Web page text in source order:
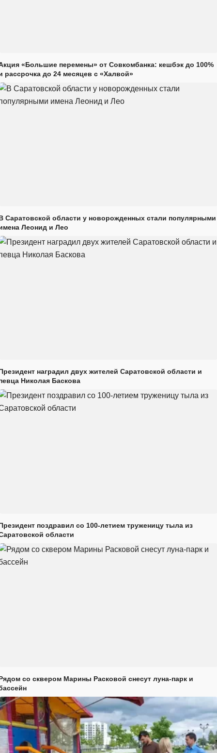
«Большие перемены» от Совкомбанка: кешбэк до 100%
рассрочка до 24 месяцев с «Халвой»
Саратовской области у новорожденных стали популярными
Леонид и Лео
наградил двух жителей Саратовской области и
Николая Баскова
поздравил со 100-летием труженицу тыла из
области
со сквером Марины Расковой снесут луна-парк и